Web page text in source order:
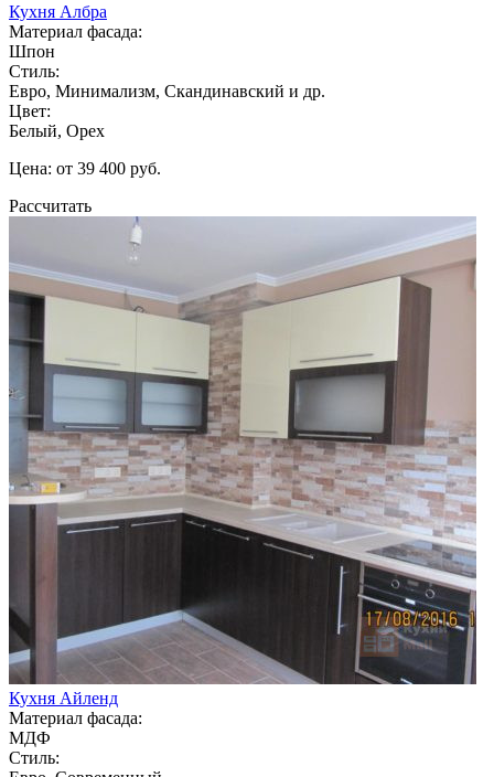
Кухня Албра
Материал фасада:
Шпон
Стиль:
Евро, Минимализм, Скандинавский и др.
Цвет:
Белый, Орех
Цена: от 39 400 руб.
Рассчитать
Кухня Айленд
Материал фасада:
МДФ
Стиль: